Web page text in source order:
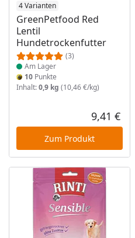
in ProzentPreis
Preis
4 Varianten
GreenPetfood Red
Lentil
Hundetrockenfutter
(3)
Produkt am Lager
Am Lager
10Punkte
Inhalt:0,9 kg (10,46 €/kg)
9,41 €
Zum Produkt